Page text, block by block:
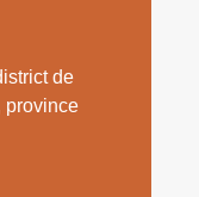
de
province